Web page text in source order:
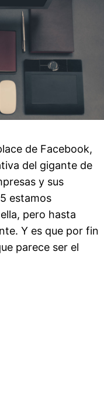
de Facebook,
del gigante de
y sus
estamos
pero hasta
Y es que por fin
parece ser el